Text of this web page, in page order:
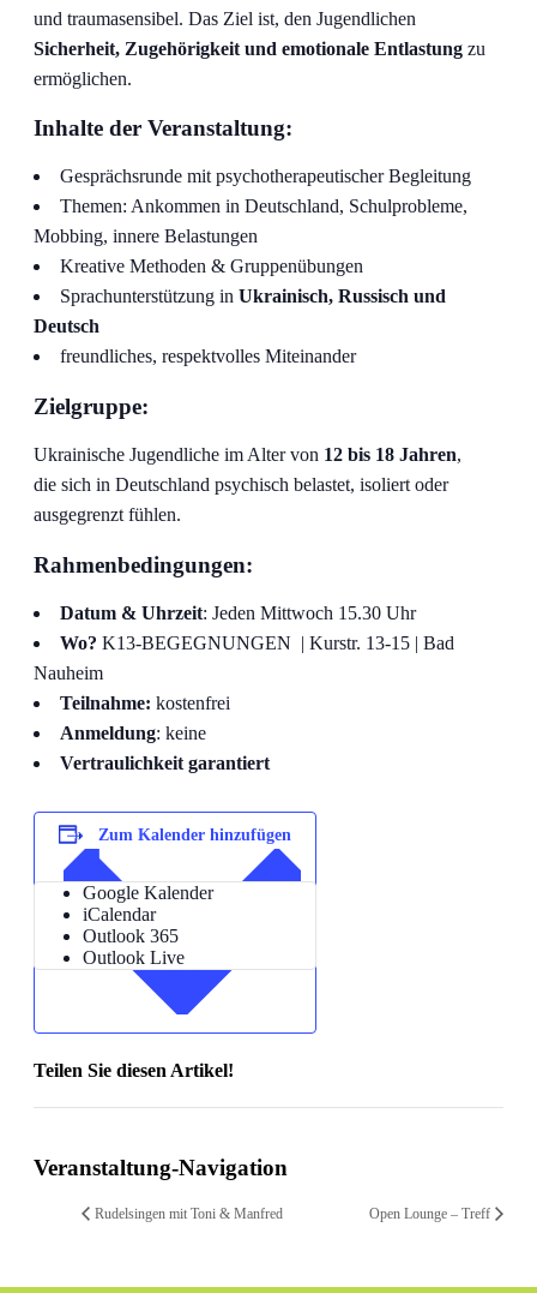
und traumasensibel. Das Ziel ist, den Jugendlichen
Sicherheit, Zugehörigkeit und emotionale Entlastung zu
ermöglichen.
Inhalte der Veranstaltung:
Gesprächsrunde mit psychotherapeutischer Begleitung
Themen: Ankommen in Deutschland, Schulprobleme,
Mobbing, innere Belastungen
Kreative Methoden & Gruppenübungen
Sprachunterstützung in Ukrainisch, Russisch und
Deutsch
freundliches, respektvolles Miteinander
Zielgruppe:
Ukrainische Jugendliche im Alter von 12 bis 18 Jahren,
die sich in Deutschland psychisch belastet, isoliert oder
ausgegrenzt fühlen.
Rahmenbedingungen:
Datum & Uhrzeit: Jeden Mittwoch 15.30 Uhr
Wo? K13-BEGEGNUNGEN | Kurstr. 13-15 | Bad
Nauheim
Teilnahme: kostenfrei
Anmeldung: keine
Vertraulichkeit garantiert
Zum Kalender hinzufügen
Google Kalender
iCalendar
Outlook 365
Outlook Live
Teilen Sie diesen Artikel!
Veranstaltung-Navigation
Rudelsingen mit Toni & Manfred Open Lounge – Treff